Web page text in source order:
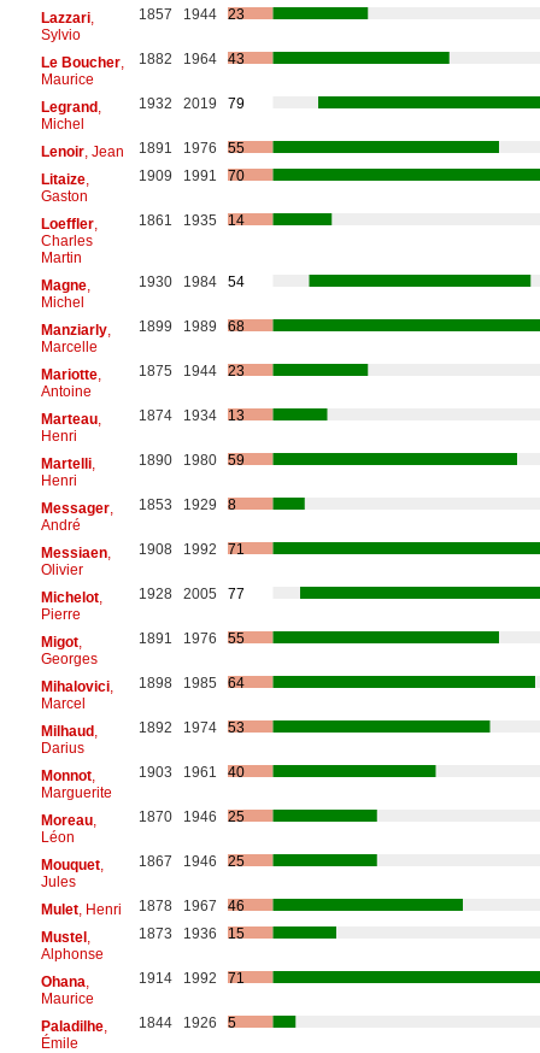
Lazzari,
Sylvio
1857 1944 23
Le Boucher,
Maurice
1882 1964 43
Legrand,
Michel
1932 2019 79
Lenoir, Jean 1891 1976
55
Litaize,
Gaston
1909 1991 70
Loeffler,
Charles
Martin
1861 1935 14
Magne,
Michel
1930 1984 54
Manziarly,
Marcelle
1899 1989 68
Mariotte,
Antoine
1875 1944 23
Marteau,
Henri
1874 1934 13
Martelli,
Henri
1890 1980 59
Messager,
André
1853 1929 8
Messiaen,
Olivier
1908 1992 71
Michelot,
Pierre
1928 2005 77
Migot,
Georges
1891 1976 55
Mihalovici,
Marcel
1898 1985 64
Milhaud,
Darius
1892 1974 53
Monnot,
Marguerite
1903 1961 40
Moreau,
Léon
1870 1946 25
Mouquet,
Jules
1867 1946 25
Mulet, Henri 1878 1967
46
Mustel,
Alphonse
1873 1936 15
Ohana
Maurice
1914 1992 71
Paladilhe,
Émile
1844 1926 5